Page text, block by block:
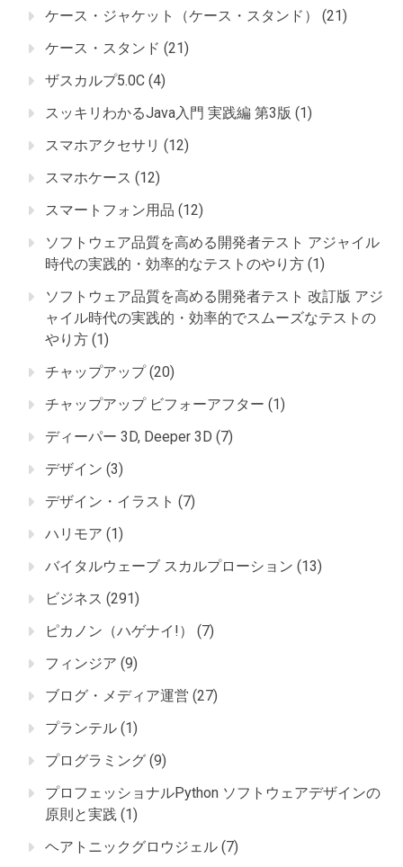
ケース・ジャケット（ケース・スタンド）
(21)
ケース・スタンド (21)
ザスカルプ5.0C (4)
スッキリわかるJava入門 実践編 第3版 (1)
スマホアクセサリ (12)
スマホケース (12)
スマートフォン用品 (12)
ソフトウェア品質を高める開発者テスト アジャイル
時代の実践的・効率的なテストのやり方 (1)
ソフトウェア品質を高める開発者テスト 改訂版 アジ
ャイル時代の実践的・効率的でスムーズなテストの
やり方 (1)
チャップアップ(20)
チャップアップ ビフォーアフター (1)
ディーパー 3D, Deeper 3D (7)
デザイン (3)
デザイン・イラスト (7)
ハリモア (1)
バイタルウェーブ スカルプローション (13)
ビジネス (291)
ピカノン（ハゲナイ!）
(7)
フィンジア (9)
ブログ・メディア運営 (27)
プランテル (1)
プログラミング (9)
プロフェッショナルPython ソフトウェアデザインの
原則と実践 (1)
ヘアトニックグロウジェル (7)